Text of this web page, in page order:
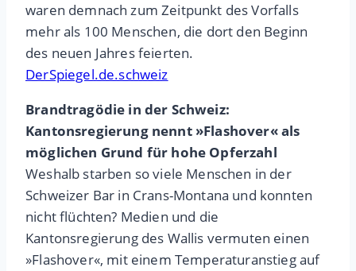
waren demnach zum Zeitpunkt des Vorfalls
mehr als 100 Menschen, die dort den Beginn
des neuen Jahres feierten.
DerSpiegel.de.schweiz
Brandtragödie in der Schweiz:
Kantonsregierung nennt »Flashover« als
möglichen Grund für hohe Opferzahl
Weshalb starben so viele Menschen in der
Schweizer Bar in Crans-Montana und konnten
nicht flüchten? Medien und die
Kantonsregierung des Wallis vermuten einen
»Flashover«, mit einem Temperaturanstieg auf